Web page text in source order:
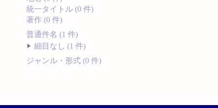
統一タイトル (0 件)
著作 (0 件)
普通件名 (1 件)
細目なし (1 件)
ジャンル・形式 (0 件)